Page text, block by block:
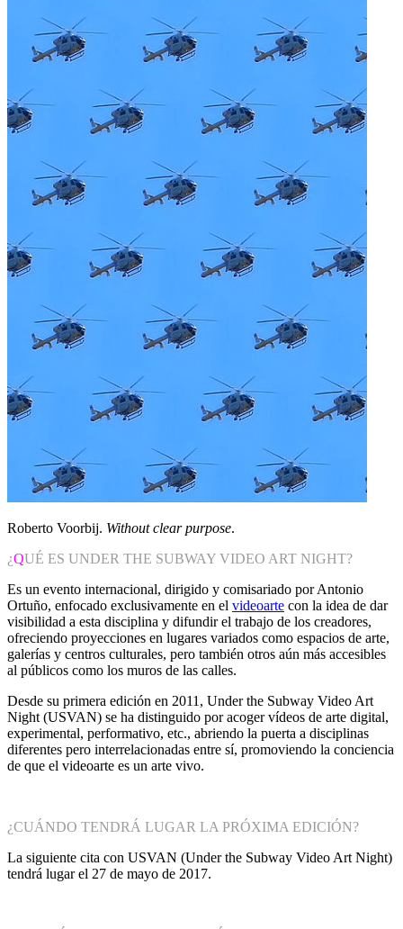
Roberto Voorbij. Without clear purpose.
¿QUÉ ES UNDER THE SUBWAY VIDEO ART NIGHT?
Es un evento internacional, dirigido y comisariado por Antonio
Ortuño, enfocado exclusivamente en el videoarte con la idea de dar
visibilidad a esta disciplina y difundir el trabajo de los creadores,
ofreciendo proyecciones en lugares variados como espacios de arte,
galerías y centros culturales, pero también otros aún más accesibles
al públicos como los muros de las calles.
Desde su primera edición en 2011, Under the Subway Video Art
Night (USVAN) se ha distinguido por acoger vídeos de arte digital,
experimental, performativo, etc., abriendo la puerta a disciplinas
diferentes pero interrelacionadas entre sí, promoviendo la conciencia
de que el videoarte es un arte vivo.
¿CUÁNDO TENDRÁ LUGAR LA PRÓXIMA EDICIÓN?
La siguiente cita con USVAN (Under the Subway Video Art Night)
tendrá lugar el 27 de mayo de 2017.